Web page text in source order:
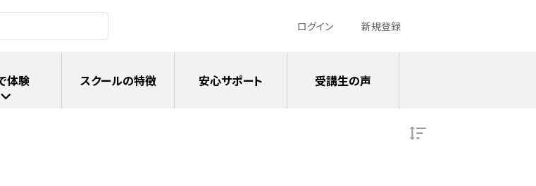
ログイン 新規登録
スクールの特徴 安心サポート 受講生の声
体験